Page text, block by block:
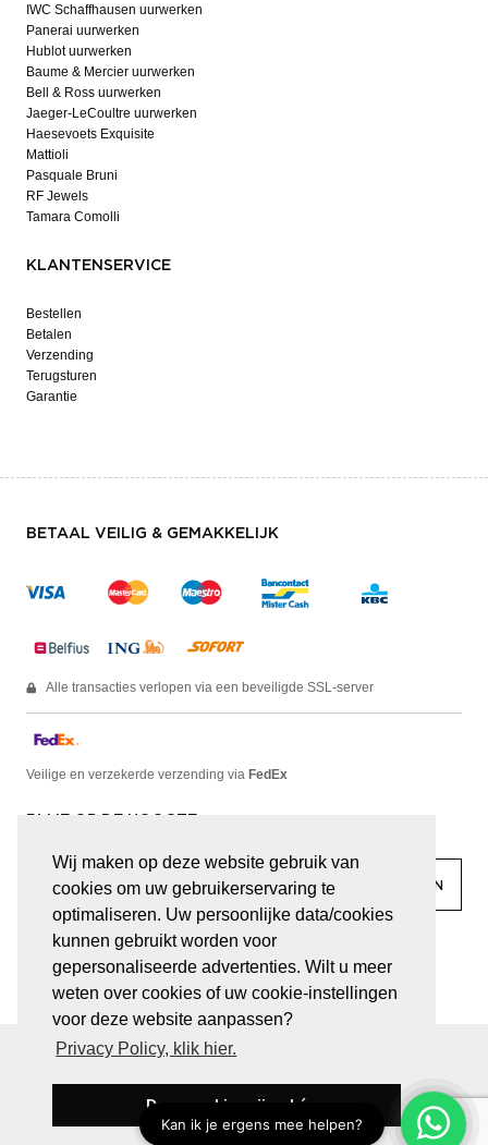
Wij maken op deze website gebruik van
cookies om uw gebruikerservaring te
optimaliseren. Uw persoonlijke data/cookies
kunnen gebruikt worden voor
gepersonaliseerde advertenties. Wilt u meer
weten over cookies of uw cookie-instellingen
voor deze website aanpassen?
Privacy Policy, klik hier.
Deze cookies zijn oké
IWC Schaffhausen uurwerken
Panerai uurwerken
Hublot uurwerken
Baume & Mercier uurwerken
Bell & Ross uurwerken
Jaeger-LeCoultre uurwerken
Haesevoets Exquisite
Mattioli
Pasquale Bruni
RF Jewels
Tamara Comolli
KLANTENSERVICE
Bestellen
Betalen
Verzending
Terugsturen
Garantie
BETAAL VEILIG & GEMAKKELIJK
Alle transacties verlopen via een beveiligde SSL-server
Veilige en verzekerde verzending via FedEx
BLIJF OP DE HOOGTE
facebook linkedin
© JUWELEN HAESEVOETS 2026